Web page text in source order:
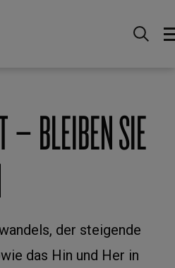
– BLEIBEN SIE
der steigende
das Hin und Her in